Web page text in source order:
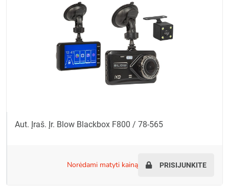
Aut. Įraš. Įr. Blow Blackbox F800 / 78-565
norėdami matyti kainą PRISIJUNKITE